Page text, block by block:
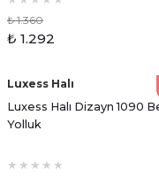
₺ 1.360
₺ 1.292
Luxess Halı
Luxess Halı Dizayn 1090
Yolluk